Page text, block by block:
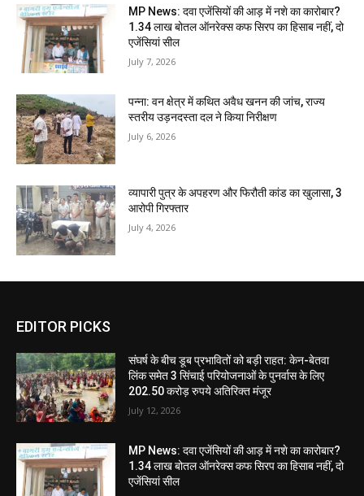
MP News: दवा एजेंसियों की आड़ में नशे का कारोबार?
1.34 लाख बोतल ऑनरेक्स कफ सिरप का हिसाब नहीं, दो
एजेंसियां सील
July 7, 2026
पन्ना: वन क्षेत्र में कथित अवैध खनन की जांच, राज्य
स्तरीय उड़नदस्ता दल ने किया निरीक्षण
July 6, 2026
व्यापारी पुत्र के अपहरण और फिरौती कांड का खुलासा, 3
आरोपी गिरफ्तार
July 4, 2026
EDITOR PICKS
संघर्ष के बीच डूब प्रभावितों को बड़ी राहत: केन-बेतवा
लिंक समेत 3 सिंचाई परियोजनाओं के पुनर्वास के लिए
202.50 करोड़ रुपये अतिरिक्त मंजूर
July 12, 2026
MP News: दवा एजेंसियों की आड़ में नशे का कारोबार?
1.34 लाख बोतल ऑनरेक्स कफ सिरप का हिसाब नहीं, दो
एजेंसियां सील